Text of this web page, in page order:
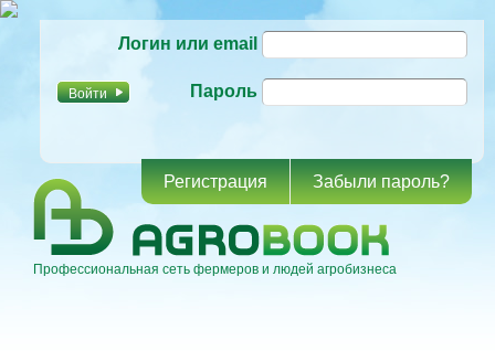
основному
Логин или email
Пароль
Регистрация Забыли пароль?
Профессиональная сеть фермеров и людей агробизнеса